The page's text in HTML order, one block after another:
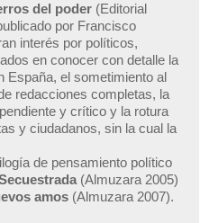
del poder (Editorial
por Francisco
interés por políticos,
en conocer con detalle la
España, el sometimiento al
redacciones completas, la
y crítico y la rotura
y ciudadanos, sin la cual la
de pensamiento político
(Almuzara 2005)
amos (Almuzara 2007).